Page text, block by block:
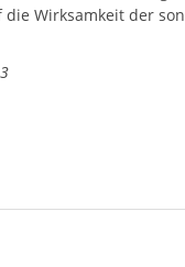
Wirksamkeit der